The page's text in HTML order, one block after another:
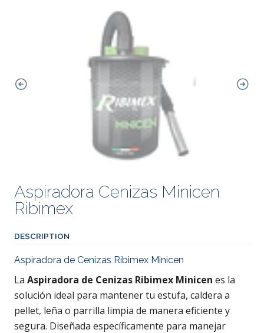
Aspiradora Cenizas Minicen
Ribimex
DESCRIPTION
Aspiradora de Cenizas Ribimex Minicen
La Aspiradora de Cenizas Ribimex Minicen es la
solución ideal para mantener tu estufa, caldera a
pellet, leña o parrilla limpia de manera eficiente y
segura. Diseñada específicamente para manejar